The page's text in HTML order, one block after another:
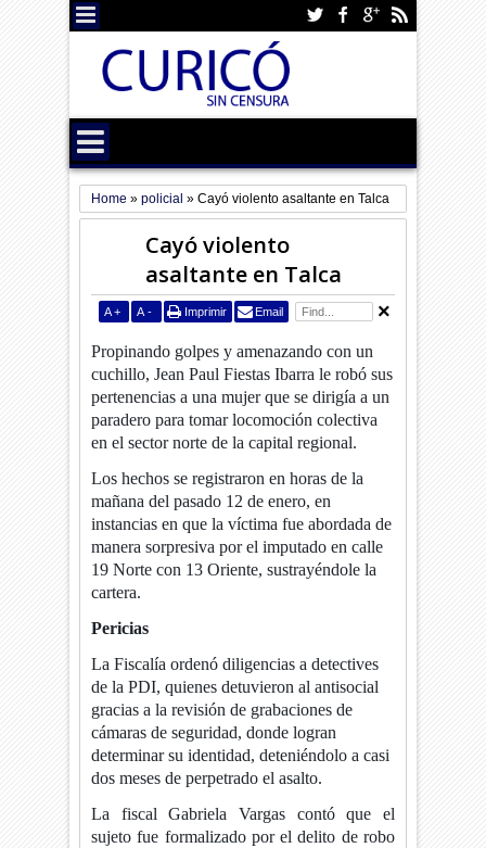
Home »policial »Cayó violento asaltante en Talca
Cayó violento
asaltante en Talca
A + A - Imprimir Email
Propinando golpes y amenazando con un
cuchillo, Jean Paul Fiestas Ibarra le robó sus
pertenencias a una mujer que se dirigía a un
paradero para tomar locomoción colectiva
en el sector norte de la capital regional.
Los hechos se registraron en horas de la
mañana del pasado 12 de enero, en
instancias en que la víctima fue abordada de
manera sorpresiva por el imputado en calle
19 Norte con 13 Oriente, sustrayéndole la
cartera.
Pericias
La Fiscalía ordenó diligencias a detectives
de la PDI, quienes detuvieron al antisocial
gracias a la revisión de grabaciones de
cámaras de seguridad, donde logran
determinar su identidad, deteniéndolo a casi
dos meses de perpetrado el asalto.
La fiscal Gabriela Vargas contó que el
sujeto fue formalizado por el delito de robo